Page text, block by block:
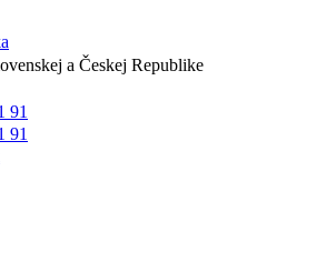
a Českej Republike
91
91